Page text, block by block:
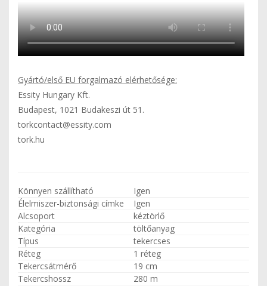
Gyártó/első EU forgalmazó elérhetősége:
Essity Hungary Kft.
Budapest, 1021 Budakeszi út 51.
torkcontact@essity.com
tork.hu
Könnyen szállítható
Igen
Élelmiszer-biztonsági címke
Igen
Alcsoport
kéztörlő
Kategória
töltőanyag
Típus
tekercses
Réteg
1 réteg
Tekercsátmérő
19 cm
Tekercshossz
280 m